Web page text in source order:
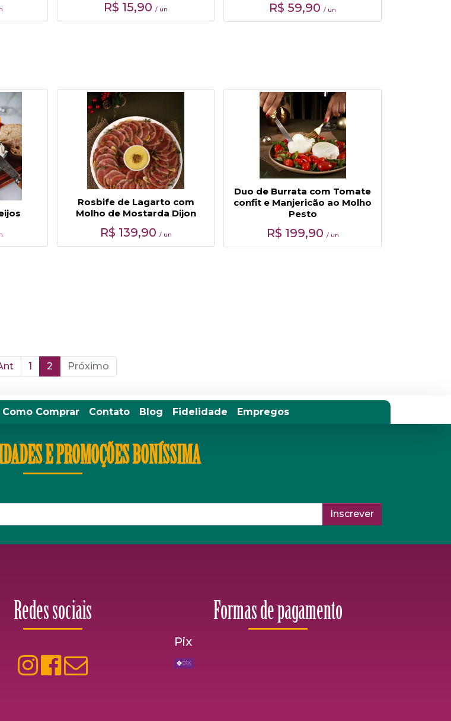
R$ 15,90 / un R$ 59,90 / un
Rosbife de Lagarto com
Molho de Mostarda Dijon
R$ 139,90 / un
Duo de Burrata com Tomate
confit e Manjericão ao Molho
Pesto
R$ 199,90 / un
1 2 Próximo
Como Comprar Contato Blog Fidelidade Empregos
E PROMOÇÕES BONÍSSIMA
Inscrever
Redes sociais Formas de pagamento
Pix